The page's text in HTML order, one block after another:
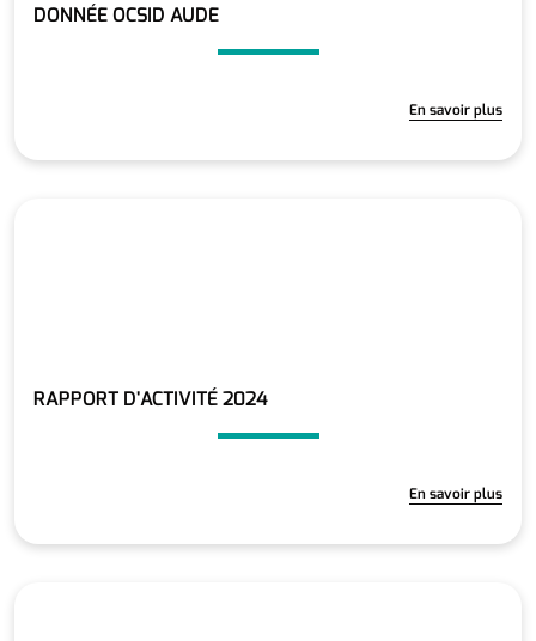
DONNÉE OCSID AUDE
En savoir plus
RAPPORT D'ACTIVITÉ 2024
En savoir plus